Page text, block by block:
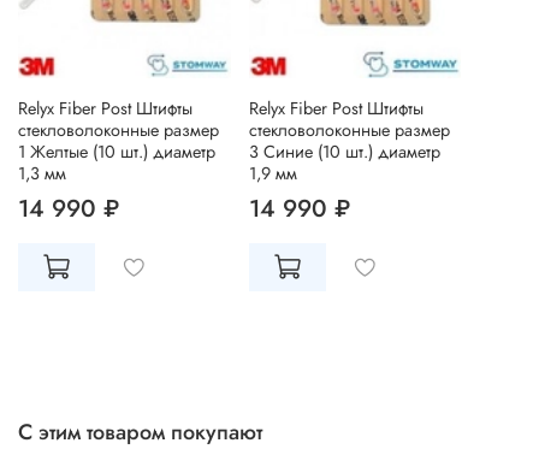
Relyx Fiber Post Штифты
стекловолоконные размер
1 Желтые (10 шт.) диаметр
1,3 мм
14 990 ₽
Relyx Fiber Post Штифты
стекловолоконные размер
3 Синие (10 шт.) диаметр
1,9 мм
14 990 ₽
С этим товаром покупают